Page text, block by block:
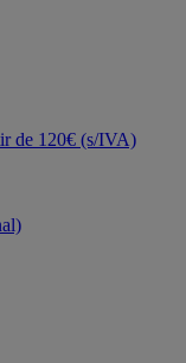
de 120€ (s/IVA)